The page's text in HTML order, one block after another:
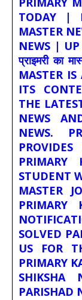
TODAY |
MASTER
NEWS |
प्राइमरी का
MASTER
ITS
THE
NEWS
NEWS.
PRIMARY
STUDENT
MASTER
PRIMARY
SOLVED
US FOR
PRIMARY
SHIKSHA
PARISHAD